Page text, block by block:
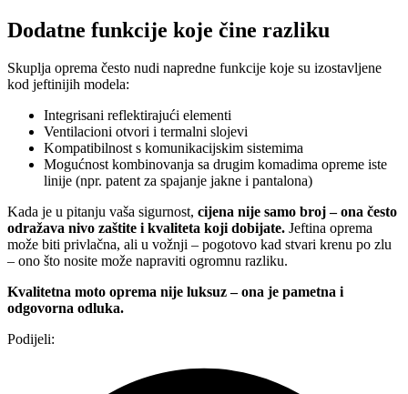
Dodatne funkcije koje čine razliku
Skuplja oprema često nudi napredne funkcije koje su izostavljene
kod jeftinijih modela:
Integrisani reflektirajući elementi
Ventilacioni otvori i termalni slojevi
Kompatibilnost s komunikacijskim sistemima
Mogućnost kombinovanja sa drugim komadima opreme iste
linije (npr. patent za spajanje jakne i pantalona)
Kada je u pitanju vaša sigurnost, cijena nije samo broj – ona često
odražava nivo zaštite i kvaliteta koji dobijate. Jeftina oprema
može biti privlačna, ali u vožnji – pogotovo kad stvari krenu po zlu
– ono što nosite može napraviti ogromnu razliku.
Kvalitetna moto oprema nije luksuz – ona je pametna i
odgovorna odluka.
Podijeli: